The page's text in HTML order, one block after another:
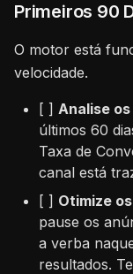
Primeiros 90
O motor está
velocidade.
[ ] Analise os
últimos 60
Taxa de
canal está
[ ] Otimize
pause os
a verba
resultados.